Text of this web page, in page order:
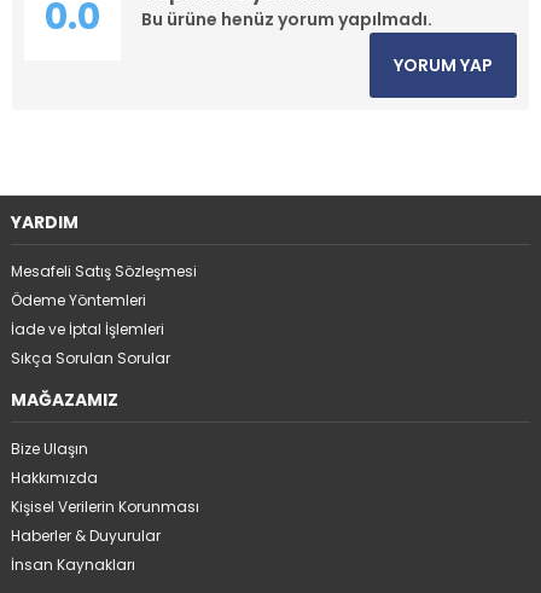
Bu ürüne henüz yorum yapılmadı.
0.0
YORUM YAP
YARDIM
Mesafeli Satış Sözleşmesi
Ödeme Yöntemleri
İade ve İptal İşlemleri
Sıkça Sorulan Sorular
MAĞAZAMIZ
Bize Ulaşın
Hakkımızda
Kişisel Verilerin Korunması
Haberler & Duyurular
İnsan Kaynakları